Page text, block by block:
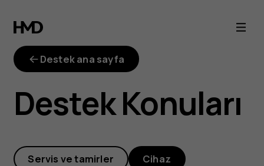
Hızlı
Şarj
ile
daha
hızlı
Destek ana sayfa
Destek Konuları
Servis ve tamirler Cihaz